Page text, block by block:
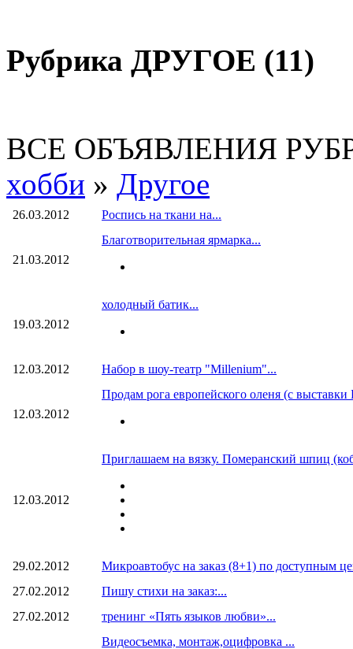
Рубрика ДРУГОЕ (11)
ВСЕ ОБЪЯВЛЕНИЯ
хобби » Другое
26.03.2012 Роспись на ткани на...
21.03.2012
Благотворительная ярмарка...
19.03.2012
холодный батик...
12.03.2012 Набор в шоу-театр "Millenium"...
12.03.2012
Продам рога европейского оленя (с выставки
12.03.2012
Приглашаем на вязку. Померанский шпиц
29.02.2012
Микроавтобус на заказ (8+1) по доступным
27.02.2012
Пишу стихи на заказ:...
27.02.2012
тренинг «Пять языков любви»...
Видеосъемка, монтаж,оцифровка ...